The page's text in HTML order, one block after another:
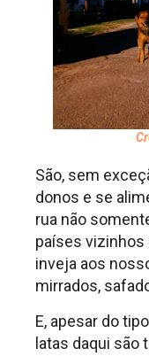
São, sem
donos e se
rua não
países vizinhos
inveja aos
mirrados,
E, apesar do
latas daqui são